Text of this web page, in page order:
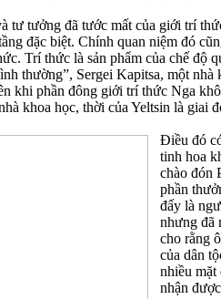
tư tưởng đã tước mất của giới trí
đặc biệt. Chính quan niệm đó
Trí thức là sản phẩm của chế độ
thường”, Sergei Kapitsa, một
khi phần đông giới trí thức Nga
khoa học, thời của Yeltsin là giai
Điều đó
tinh hoa
chào đón
phần
đấy là
nhưng đã
cho rằng
của dân
nhiều
nhận